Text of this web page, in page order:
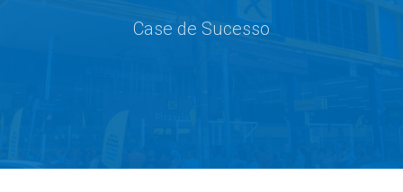
Case de Sucesso